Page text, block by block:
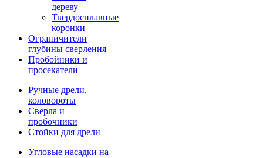
дереву
Твердосплавные
коронки
Ограничители
глубины сверления
Пробойники и
просекатели
Ручные дрели,
коловороты
Сверла и
пробочники
Стойки для дрели
Угловые насадки на